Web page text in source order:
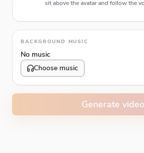
sit above the avatar and follow the
Animation type
BACKGROUND MUSIC
No music
Choose music
Generate video